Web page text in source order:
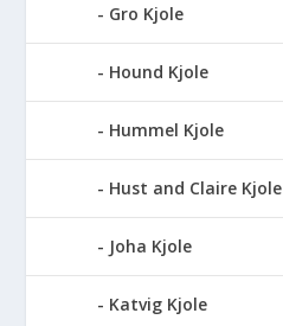
Gro Kjole
Hound Kjole
Hummel Kjole
Hust and Claire Kjole
Joha Kjole
Katvig Kjole